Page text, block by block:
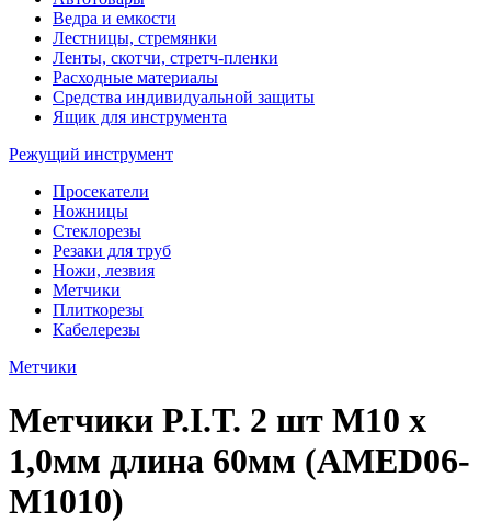
Ведра и емкости
Лестницы, стремянки
Ленты, скотчи, стретч-пленки
Расходные материалы
Средства индивидуальной защиты
Ящик для инструмента
Режущий инструмент
Просекатели
Ножницы
Стеклорезы
Резаки для труб
Ножи, лезвия
Метчики
Плиткорезы
Кабелерезы
Метчики
Метчики P.I.T. 2 шт M10 x
1,0мм длина 60мм (AMED06-
M1010)